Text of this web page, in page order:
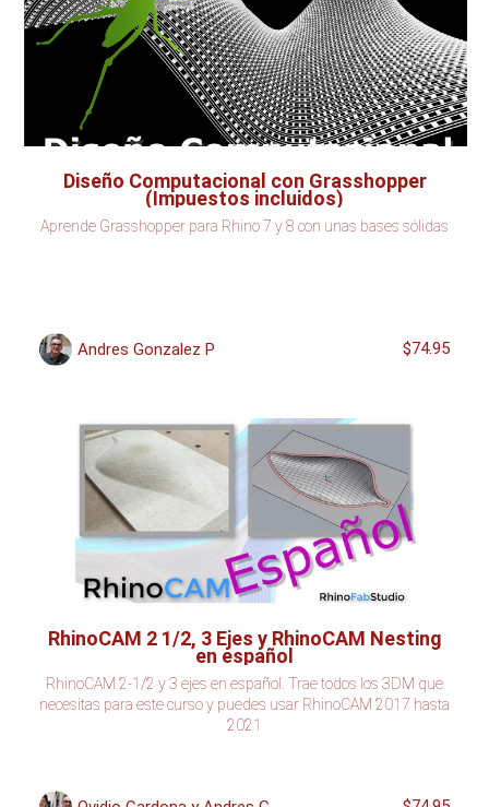
Diseño Computacional con Grasshopper
(Impuestos incluidos)
Aprende Grasshopper para Rhino 7 y 8 con unas bases sólidas
Andres Gonzalez P $74.95
RhinoCAM 2 1/2, 3 Ejes y RhinoCAM Nesting
en español
RhinoCAM 2-1/2 y 3 ejes en español. Trae todos los 3DM que
necesitas para este curso y puedes usar RhinoCAM 2017 hasta
2021